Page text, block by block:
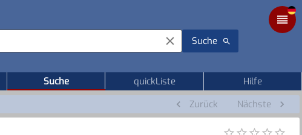
Suche
Suche quickListe
Hilfe
Zurück Nächste